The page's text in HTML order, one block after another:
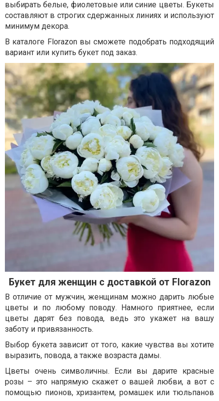
выбирать белые, фиолетовые или синие цветы. Букеты
составляют в строгих сдержанных линиях и используют
минимум декора.
В каталоге Florazon вы сможете подобрать подходящий
вариант или купить букет под заказ.
Букет для женщин с доставкой от Florazon
В отличие от мужчин, женщинам можно дарить любые
цветы и по любому поводу. Намного приятнее, если
цветы дарят без повода, ведь это укажет на вашу
заботу и привязанность.
Выбор букета зависит от того, какие чувства вы хотите
выразить, повода, а также возраста дамы.
Цветы очень символичны. Если вы дарите красные
розы – это напрямую скажет о вашей любви, а вот с
помощью пионов, хризантем, ромашек или тюльпанов